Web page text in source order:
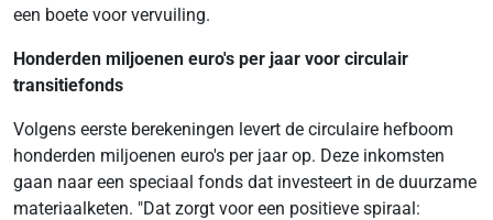
een boete voor vervuiling.
Honderden miljoenen euro's per jaar voor circulair
transitiefonds
Volgens eerste berekeningen levert de circulaire hefboom
honderden miljoenen euro's per jaar op. Deze inkomsten
gaan naar een speciaal fonds dat investeert in de duurzame
materiaalketen. "Dat zorgt voor een positieve spiraal: